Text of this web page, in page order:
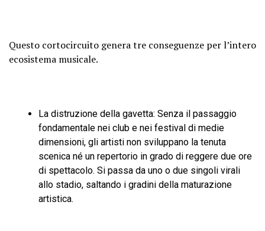
Questo cortocircuito genera tre conseguenze per l’intero
ecosistema musicale.
La distruzione della gavetta: Senza il passaggio
fondamentale nei club e nei festival di medie
dimensioni, gli artisti non sviluppano la tenuta
scenica né un repertorio in grado di reggere due ore
di spettacolo. Si passa da uno o due singoli virali
allo stadio, saltando i gradini della maturazione
artistica.